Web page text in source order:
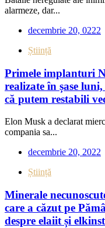
alarmeze, dar...
decembrie 20, 0222
Știință
Primele implanturi
realizate în șase
că putem restabili
Elon Musk a declarat
compania sa...
decembrie 20, 2022
Știință
Minerale
care a căzut pe
despre elaiit și